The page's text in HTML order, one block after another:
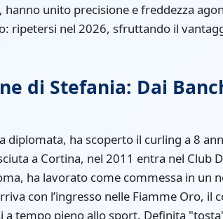
unito precisione e freddezza
ripetersi nel 2026, sfruttando il
di Stefania: Dai
diplomata, ha scoperto il curling a 8
a Cortina, nel 2011 entra nel Club
ha lavorato come commessa in un
con l’ingresso nelle Fiamme Oro, il
a tempo pieno allo sport. Definita